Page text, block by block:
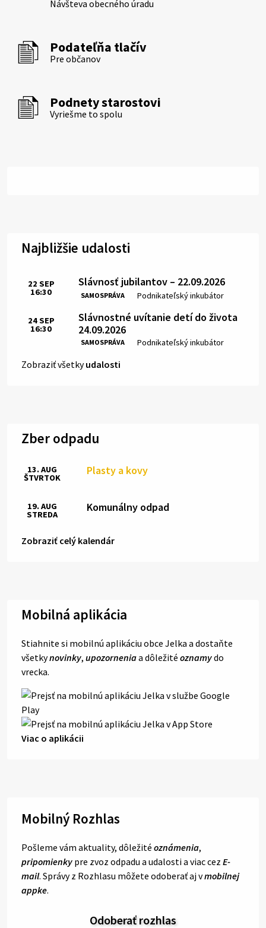
Návšteva obecného úradu
Podateľňa tlačív
Pre občanov
Podnety starostovi
Vyriešme to spolu
Najbližšie udalosti
Slávnosť jubilantov – 22.09.2026
SAMOSPRÁVA Miesto:
Podnikateľský inkubátor
Čas:
22 SEP
16:30
Slávnostné uvítanie detí do života
24.09.2026
SAMOSPRÁVA Miesto:
Podnikateľský inkubátor
Čas:
24SEP
16:30
Zobraziť všetkyudalosti
Zber odpadu
Plasty a kovy
13. AUG
ŠTVRTOK
Komunálny odpad
19. AUG
STREDA
Zobraziť celý kalendár
Mobilná aplikácia
Stiahnite si mobilnú aplikáciu obce Jelka a dostaňte
všetkynovinky, upozorneniaa dôležité oznamydo
vrecka.
Viac o aplikácii
Mobilný Rozhlas
Pošleme vám aktuality, dôležité oznámenia,
pripomienky pre zvoz odpadu a udalosti a viac cez E-
mail. Správy z Rozhlasu môžete odoberať aj vmobilnej
appke.
Odoberať rozhlas